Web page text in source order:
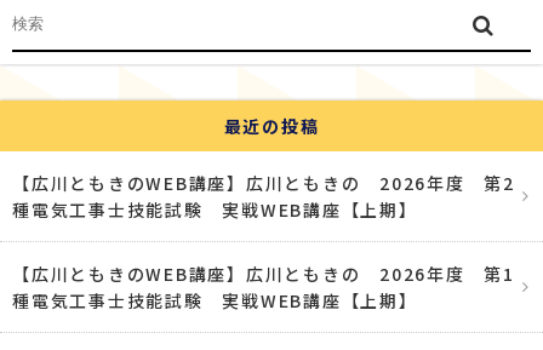
最近の投稿
【広川ともきのWEB講座】広川ともきの 2026年度 第2
種電気工事士技能試験 実戦WEB講座【上期】
【広川ともきのWEB講座】広川ともきの 2026年度 第1
種電気工事士技能試験 実戦WEB講座【上期】